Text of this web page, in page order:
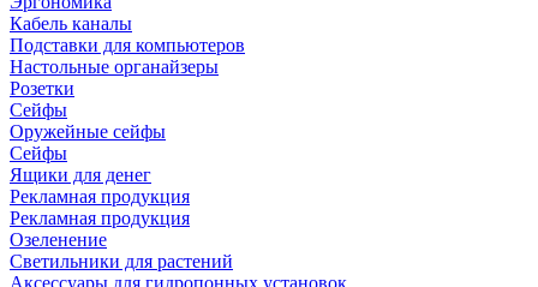
Кабель каналы
Подставки для компьютеров
Настольные органайзеры
Розетки
Сейфы
Оружейные сейфы
Сейфы
Ящики для денег
Рекламная продукция
Рекламная продукция
Озеленение
Светильники для растений
Аксессуары для гидропонных установок